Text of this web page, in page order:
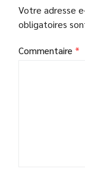
Votre adresse
obligatoires
Commentaire *